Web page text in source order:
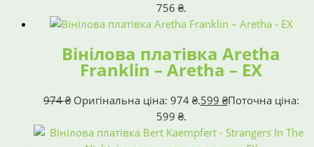
756 ₴.
Вінілова платівка Aretha
Franklin – Aretha – EX
974₴ Оригінальна ціна: 974 ₴.599 ₴Поточна ціна:
599 ₴.